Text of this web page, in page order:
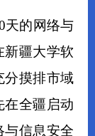
天的 网络与
新疆大学软
分摸排市域
在全疆启动
与信息安全